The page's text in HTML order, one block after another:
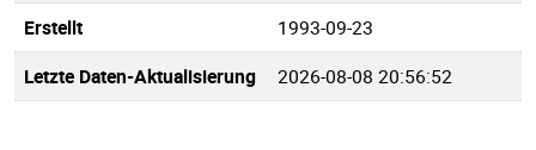
Erstellt
1993-09-23
Letzte Daten-Aktualisierung
2026-08-08 20:56:52